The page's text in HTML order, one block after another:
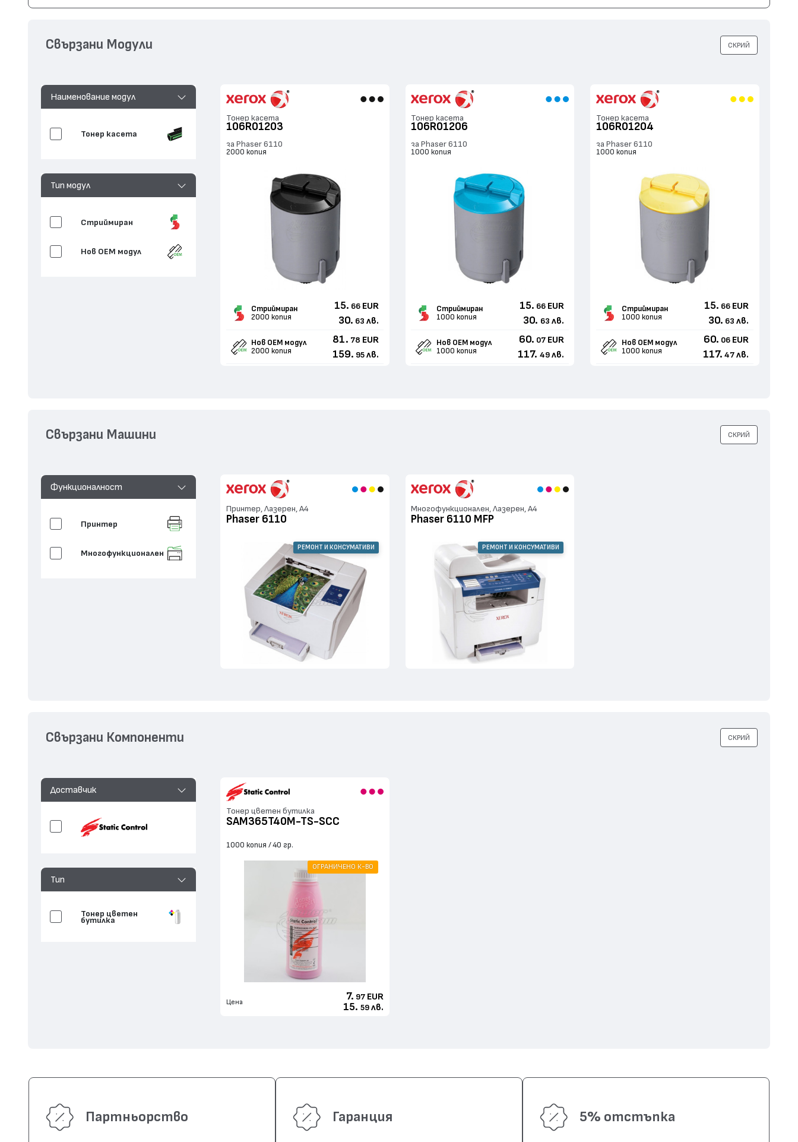
Съвместими устройства:
Наименование модул
Тонер касета
Тип модул
Стриймиран
Нов ОЕМ модул
Тонер касета
106R01203
за Phaser 6110
2000 копия
Стриймиран
2000 копия
15. 66 EUR
30. 63 лв.
Нов ОЕМ модул
2000 копия
81. 78 EUR
159. 95 лв.
Тонер касета
106R01206
за Phaser 6110
1000 копия
Стриймиран
1000 копия
15. 66 EUR
30. 63 лв.
Нов ОЕМ модул
1000 копия
60. 07 EUR
117. 49 лв.
Тонер касета
106R01204
за Phaser 6110
1000 копия
Стриймиран
1000 копия
15. 66 EUR
30. 63 лв.
Нов ОЕМ модул
1000 копия
60. 06 EUR
117. 47 лв.
Свързани Модули СКРИЙ
Функционалност
Принтер
Многофункционален
Принтер, Лазерен, А4
Phaser 6110
РЕМОНТ И КОНСУМАТИВИ
Многофункционален, Лазерен, А4
Phaser 6110 MFP
РЕМОНТ И КОНСУМАТИВИ
Свързани Машини СКРИЙ
Доставчик
Тип
Тонер цветен
бутилка
Тонер цветен бутилка
SAM365T40M-TS-SCC
1000 копия 40 гр.
ОГРАНИЧЕНО К-ВО
Цена 7. 97 EUR
15. 59 лв.
Свързани Компоненти СКРИЙ
Партньорство Гаранция 5% отстъпка